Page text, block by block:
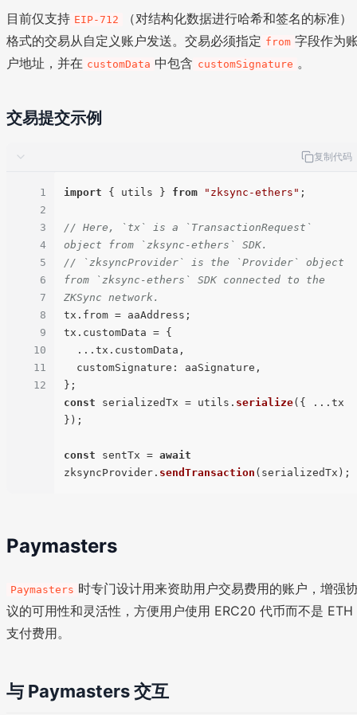
目前仅支持 EIP-712
（对结构化数据进行哈希和签名的标准）
格式的交易从自定义账户发送。交易必须指定 from 字段作为
户地址，并在 customData 中包含 customSignature 。
交易提交示例
复制代码
1
2
3
4
5
6
7
8
9
10
11
12
import { utils } from "zksync-ethers" ;
// Here, `tx` is a `TransactionRequest`
object from `zksync-ethers` SDK.
// `zksyncProvider` is the `Provider` object
from `zksync-ethers` SDK connected to the
ZKSync network.
tx. from = aaAddress;
tx. customData = {
  ...tx.
customData ,
customSignature : aaSignature,
const serializedTx = utils. serialize({ ...tx
});
const sentTx = await
zksyncProvider. sendTransaction
Paymasters
Paymasters 时专门设计用来资助用户交易费用的账户，增强
议的可用性和灵活性，方便用户使用 ERC20 代币而不是 ETH
支付费用。
与 Paymasters 交互